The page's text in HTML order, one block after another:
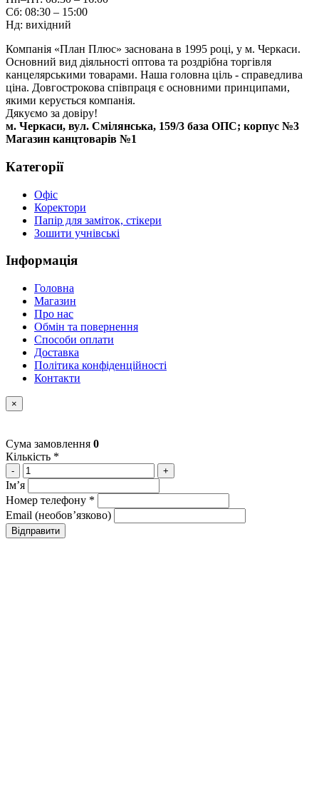
Сб: 08:30 – 15:00
Нд: вихідний
Компанія «План Плюс» заснована в 1995 році, у м. Черкаси.
Основний вид діяльності оптова та роздрібна торгівля
канцелярськими товарами. Наша головна ціль - справедлива
ціна. Довгострокова співпраця є основними принципами,
якими керується компанія.
Дякуємо за довіру!
м. Черкаси, вул. Смілянська, 159/3 база ОПС; корпус №3
Магазин канцтоварів №1
Категорії
Офіс
Коректори
Папір для заміток, стікери
Зошити учнівські
Інформація
Головна
Магазин
Про нас
Обмін та повернення
Способи оплати
Доставка
Політика конфіденційності
Контакти
×
Сума замовлення 0
Кількість *
- +
Імʼя
Номер телефону *
Email (необовʼязково)
Відправити